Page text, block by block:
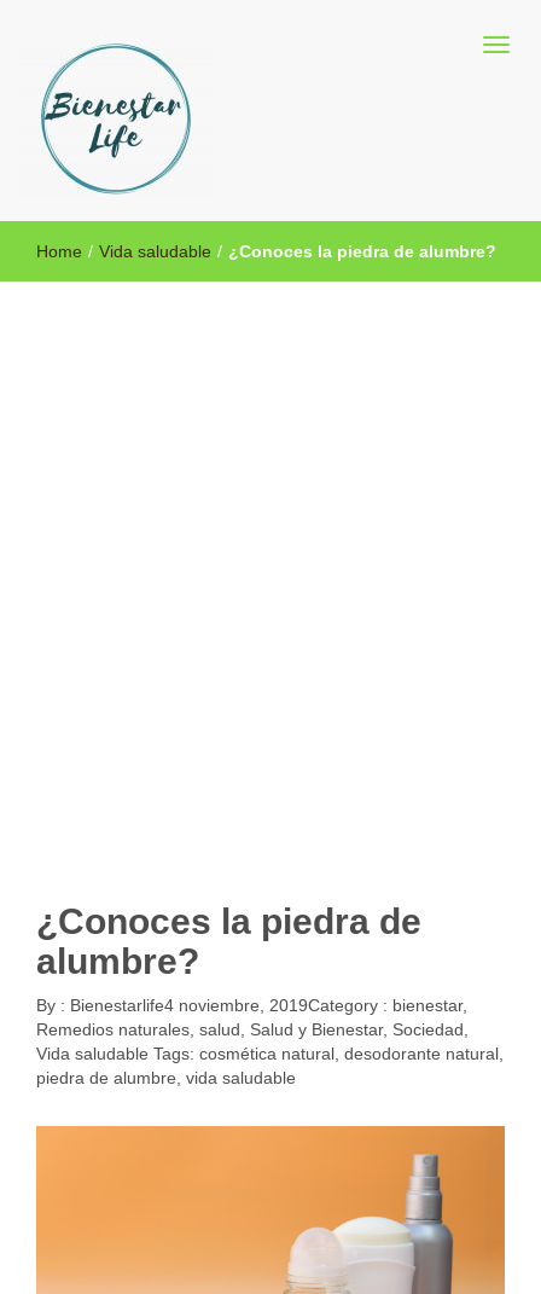
Bienestar Life
Home / Vida saludable / ¿Conoces la piedra de alumbre?
¿Conoces la piedra de
alumbre?
By : Bienestarlife4 noviembre, 2019Category : bienestar,
Remedios naturales salud Salud y Bienestar, Sociedad
Vida saludable Tags: cosmética natural desodorante natural
piedra de alumbre vida saludable